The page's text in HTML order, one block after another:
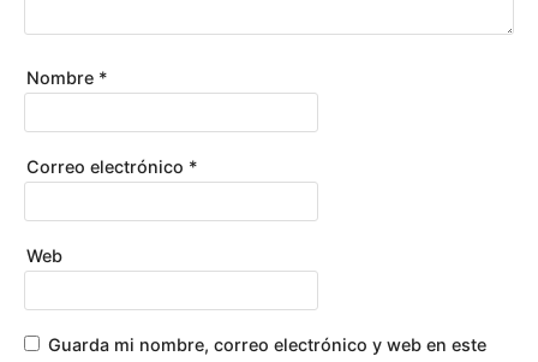
S
Nombre *
Correo electrónico *
Web
Guarda mi nombre, correo electrónico y web en este